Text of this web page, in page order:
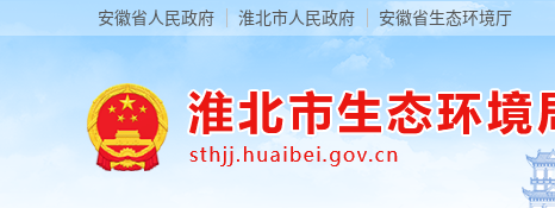
安徽省人民政府 淮北市人民政府 安徽省生态环境厅